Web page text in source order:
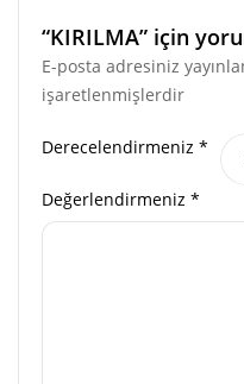
“KIRILMA” için
E-posta adresiniz
işaretlenmişlerdir
Derecelendirmeniz *
Değerlendirmeniz *